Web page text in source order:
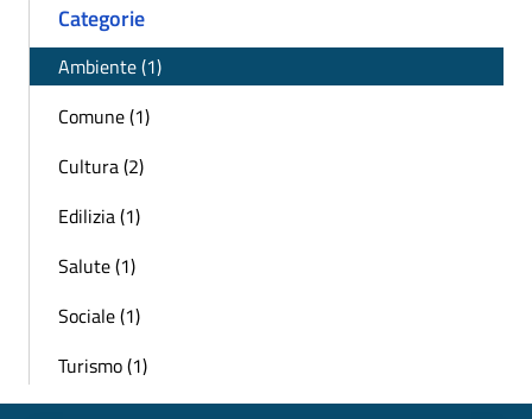
Categorie
Ambiente (1)
Comune (1)
Cultura (2)
Edilizia (1)
Salute (1)
Sociale (1)
Turismo (1)